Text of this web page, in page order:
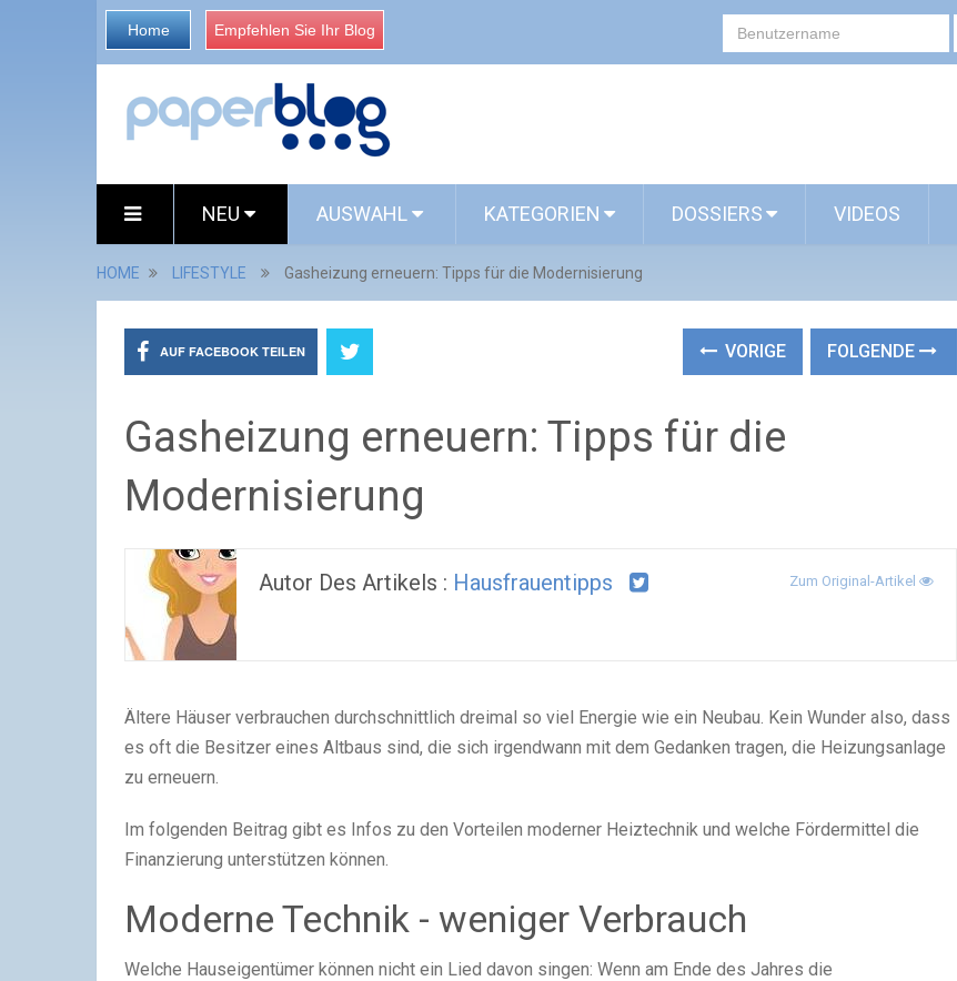
Home Empfehlen Sie Ihr Blog
NEU AUSWAHL KATEGORIEN DOSSIERS VIDEOS
HOME LIFESTYLE Gasheizung erneuern: Tipps für die Modernisierung
AUF FACEBOOK TEILEN VORIGE FOLGENDE
Gasheizung erneuern: Tipps für die
Modernisierung
Autor Des Artikels : Hausfrauentipps Zum Original-Artikel
Ältere Häuser verbrauchen durchschnittlich dreimal so viel Energie wie ein Neubau. Kein Wunder also, dass
es oft die Besitzer eines Altbaus sind, die sich irgendwann mit dem Gedanken tragen, die Heizungsanlage
zu erneuern.
Im folgenden Beitrag gibt es Infos zu den Vorteilen moderner Heiztechnik und welche Fördermittel die
Finanzierung unterstützen können.
Moderne Technik - weniger Verbrauch
Welche Hauseigentümer können nicht ein Lied davon singen: Wenn am Ende des Jahres die